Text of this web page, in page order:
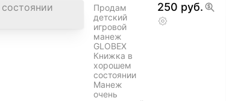
Продам
детский
игровой
манеж
GLOBEX
Книжка в
хорошем
состоянии
Манеж
очень
250 руб.